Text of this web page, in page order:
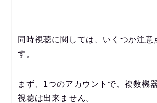
同時視聴に関しては、いくつか注意
す。
まず、1つのアカウントで、複数機
視聴は出来ません。